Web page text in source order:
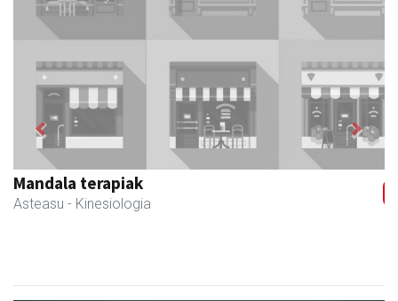
Karrika auto konponketa
Andoain - Auto konponketak
Previous Next